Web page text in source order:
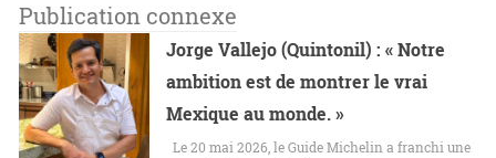
Publication connexe
Jorge Vallejo (Quintonil) : « Notre
ambition est de montrer le vrai
Mexique au monde. »
Le 20 mai 2026, le Guide Michelin a franchi une